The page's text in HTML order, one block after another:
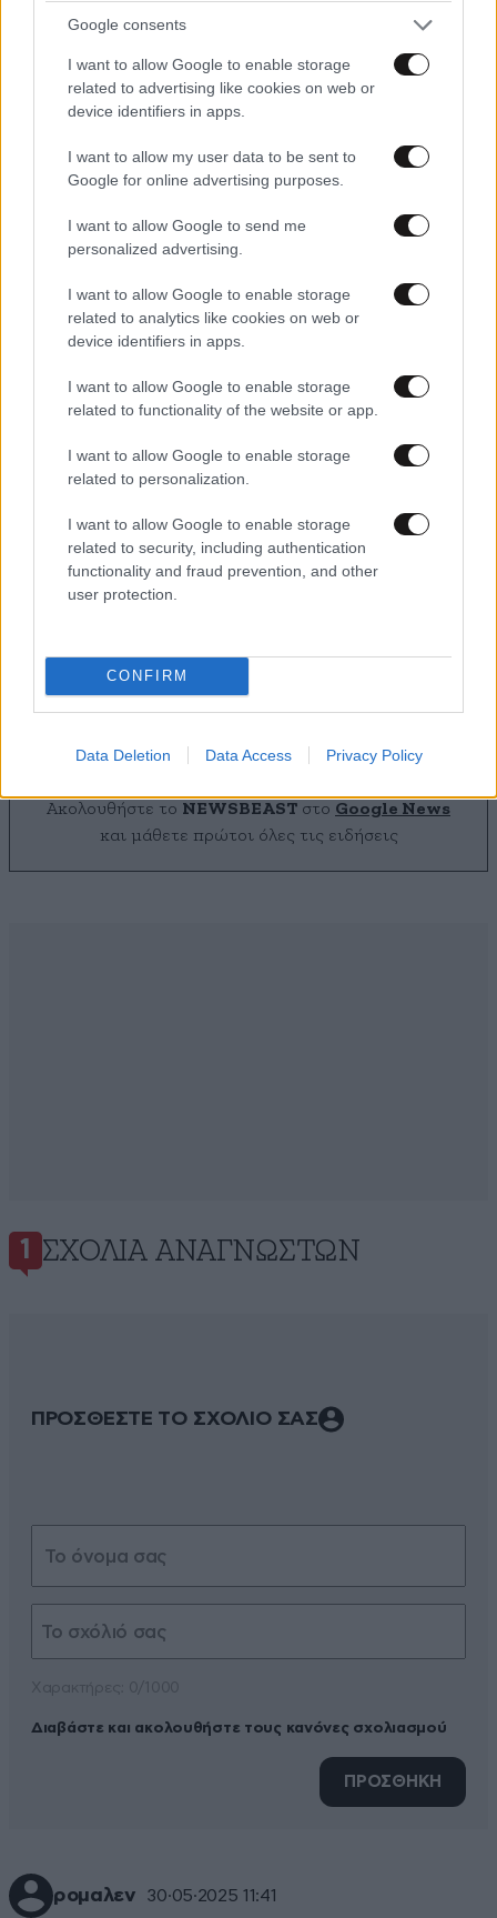
Google consents
I want to allow Google to enable storage
related to advertising like cookies on web or
device identifiers in apps.
I want to allow my user data to be sent to
Google for online advertising purposes.
I want to allow Google to send me
personalized advertising.
I want to allow Google to enable storage
related to analytics like cookies on web or
device identifiers in apps.
I want to allow Google to enable storage
related to functionality of the website or app.
I want to allow Google to enable storage
related to personalization.
I want to allow Google to enable storage
related to security, including authentication
functionality and fraud prevention, and other
user protection.
CONFIRM
Data Deletion Data Access Privacy Policy
Δολοφονία Βρετανίδας στην Κυψέλη: Οι
αποκαλύψεις της συζύγου του Αφγανού – Τα
μηνύματα και το ταξίδι στην Αράχωβα που της
κίνησαν υποψίες
παράτησαν σε αυτοκίνητο οι δύο συνεργοί
Ακολουθήστε το NEWSBEAST στο Google News
και μάθετε πρώτοι όλες τις ειδήσεις
1 ΣΧΌΛΙΑ ΑΝΑΓΝΩΣΤΏΝ
ΠΡΟΣΘΕΣΤΕ ΤΟ ΣΧΟΛΙΟ ΣΑΣ
Διαβάστε και ακολουθήστε τους κανόνες σχολιασμού
ΠΡΟΣΘΗΚΗ
ρομαλεν 30·05·2025 11:41